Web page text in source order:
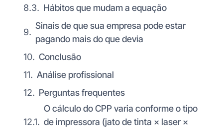
Hábitos que mudam a equação
Sinais de que sua empresa pode estar
pagando mais do que devia
Conclusão
Análise profissional
Perguntas frequentes
O cálculo do CPP varia conforme o tipo
de impressora (jato de tinta × laser ×